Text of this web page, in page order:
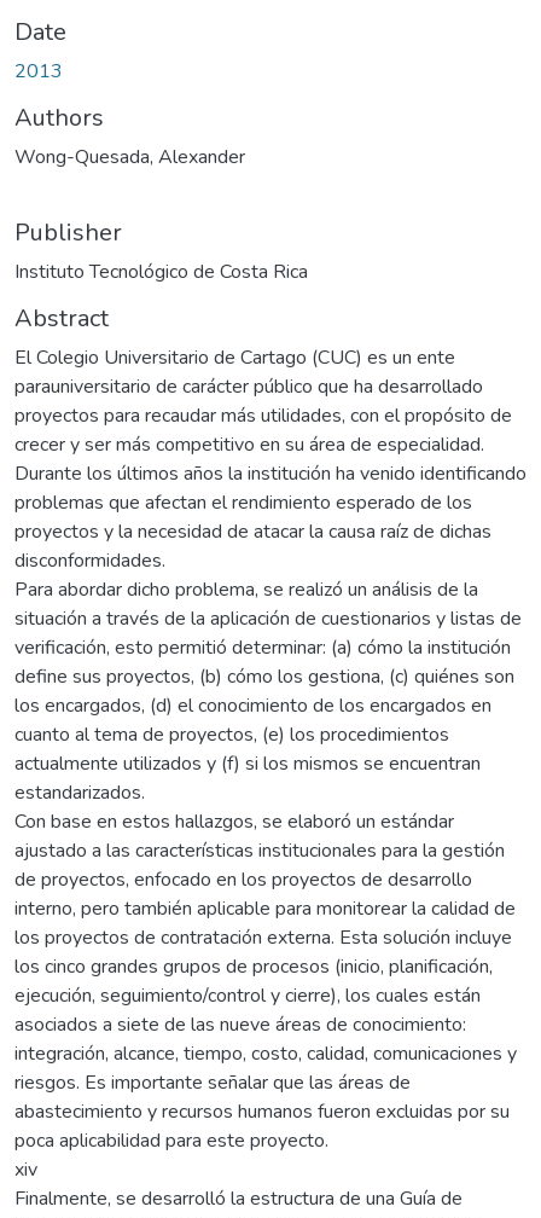
Date
2013
Authors
Wong-Quesada, Alexander
Publisher
Instituto Tecnológico de Costa Rica
Abstract
El Colegio Universitario de Cartago (CUC) es un ente
parauniversitario de carácter público que ha desarrollado
proyectos para recaudar más utilidades, con el propósito de
crecer y ser más competitivo en su área de especialidad.
Durante los últimos años la institución ha venido identificando
problemas que afectan el rendimiento esperado de los
proyectos y la necesidad de atacar la causa raíz de dichas
disconformidades.
Para abordar dicho problema, se realizó un análisis de la
situación a través de la aplicación de cuestionarios y listas de
verificación, esto permitió determinar: (a) cómo la institución
define sus proyectos, (b) cómo los gestiona, (c) quiénes son
los encargados, (d) el conocimiento de los encargados en
cuanto al tema de proyectos, (e) los procedimientos
actualmente utilizados y (f) si los mismos se encuentran
estandarizados.
Con base en estos hallazgos, se elaboró un estándar
ajustado a las características institucionales para la gestión
de proyectos, enfocado en los proyectos de desarrollo
interno, pero también aplicable para monitorear la calidad de
los proyectos de contratación externa. Esta solución incluye
los cinco grandes grupos de procesos (inicio, planificación,
ejecución, seguimiento/control y cierre), los cuales están
asociados a siete de las nueve áreas de conocimiento:
integración, alcance, tiempo, costo, calidad, comunicaciones y
riesgos. Es importante señalar que las áreas de
abastecimiento y recursos humanos fueron excluidas por su
poca aplicabilidad para este proyecto.
xiv
Finalmente, se desarrolló la estructura de una Guía de